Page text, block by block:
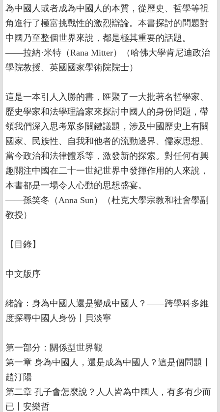
為中國人或者成為中國人的本質，從歷史、哲學等視
角進行了極富挑戰性的激烈辯論。本書探討的問題對
中國乃至整個世界來說，都是極其重要的話題。
——拉納·米特（Rana Mitter）（哈佛大學肯尼迪政治
學院教授、英國國家學術院院士）
這是一本引人入勝的書，匯聚了一大批著名哲學家、
歷史學家和法學理論家來探討中國人的身份問題，帶
領我們深入思考眾多關鍵議題，涉及中國歷史上有關
國家、民族性、自我和他者的流動邊界、儒家思想、
當今政治和法律體系等，激發新的探索。對任何有興
趣關注中國在二十一世紀世界中發揮作用的人來說，
本書都是一場令人心動的思想盛宴。
——孫笑冬（Anna Sun）（杜克大學宗教和社會學副
教授）
【目錄】
中文版序
緒論：身為中國人還是變成中國人？——跨學科多維
度探尋中國人身份丨貝淡寧
第一部分：關係型世界觀
第一章 身為中國人，還是成為中國人？這是個問題丨
趙汀陽
第二章 孔子會怎麼說？人人皆為中國人，有多有少而
已丨安樂哲